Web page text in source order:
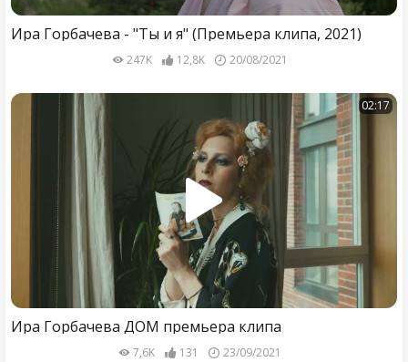
Ира Горбачева - "Ты и я" (Премьера клипа, 2021)
247K 12,8K 20/08/2021
02:17
Ира Горбачева ДОМ премьера клипа
7,6K 131 23/09/2021